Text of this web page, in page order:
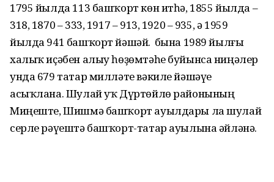
1795 йылда 113 башҡорт көн итһә, 1855 йылда –
318, 1870 – 333, 1917 – 913, 1920 – 935, ә 1959
йылда 941 башҡорт йәшәй. Ә бына 1989 йылғы
халыҡ иҫәбен алыу һөҙөмтәһе буйынса ниңәлер
унда 679 татар милләте вәкиле йәшәүе
асыҡлана. Шулай уҡ Дүртөйлө районының
Миңеште, Шишмә башҡорт ауылдары ла шулай
серле рәүештә башҡорт-татар ауылына әйләнә.